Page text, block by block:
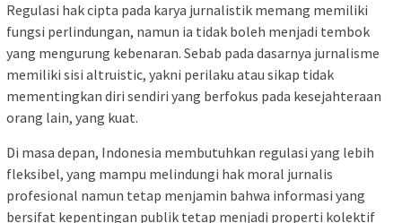
Regulasi hak cipta pada karya jurnalistik memang memiliki
fungsi perlindungan, namun ia tidak boleh menjadi tembok
yang mengurung kebenaran. Sebab pada dasarnya jurnalisme
memiliki sisi altruistic, yakni perilaku atau sikap tidak
mementingkan diri sendiri yang berfokus pada kesejahteraan
orang lain, yang kuat.
Di masa depan, Indonesia membutuhkan regulasi yang lebih
fleksibel, yang mampu melindungi hak moral jurnalis
profesional namun tetap menjamin bahwa informasi yang
bersifat kepentingan publik tetap menjadi properti kolektif